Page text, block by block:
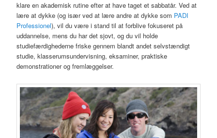
klare en akademisk rutine efter at have taget et sabbatår. Ved at
lære at dykke (og især ved at lære andre at dykke som PADI
Professionel), vil du være i stand til at forblive fokuseret på
uddannelse, mens du har det sjovt, og du vil holde
studiefærdighederne friske gennem blandt andet selvstændigt
studie, klasserumsundervisning, eksaminer, praktiske
demonstrationer og fremlæggelser.